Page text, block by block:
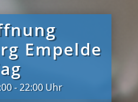
Empelde
- 22:00 Uhr